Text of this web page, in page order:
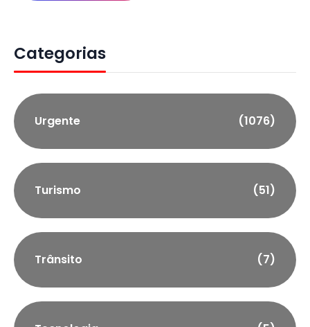
Categorias
Urgente (1076)
Turismo (51)
Trânsito (7)